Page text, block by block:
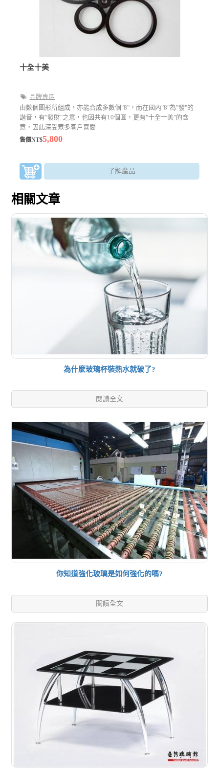
十全十美
品牌專區
由數個圖形所組成，亦能合成多數個"8"，而在國內"8"為"發"的
諧音，有"發財"之意，也因共有10個圓，更有"十全十美"的含
意，因此深受眾多客戶喜愛
售價NT$5,800
了解產品
相關文章
為什麼玻璃杯裝熱水就破了?
閱讀全文
你知道強化玻璃是如何強化的嗎?
閱讀全文